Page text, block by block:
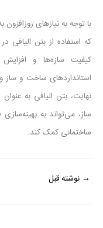
با توجه به نیازهای
که استفاده از بتن الیافی
کیفیت سازه‌ها و
استانداردهای ساخت و
نهایت، بتن الیافی به
ساز، می‌تواند به
ساختمانی کمک کند.
→ نوشته قبل